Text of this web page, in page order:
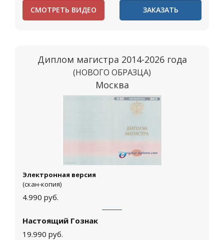
СМОТРЕТЬ ВИДЕО ЗАКАЗАТЬ
Диплом магистра 2014-2026 года
(НОВОГО ОБРАЗЦА)
Москва
Электронная версия
(скан-копия)
4.990 руб.
Настоящий Гознак
19.990 руб.